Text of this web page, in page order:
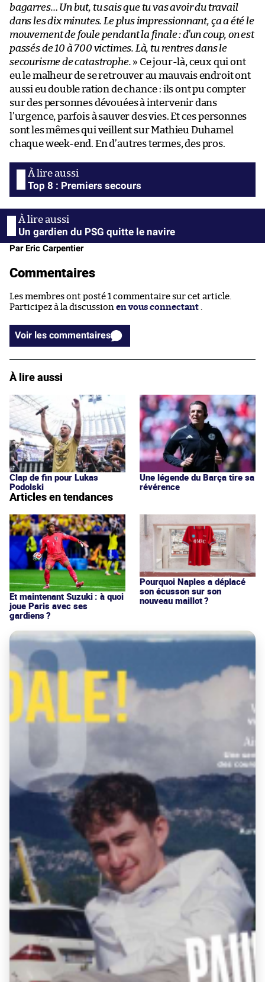
bagarres… Un but, tu sais que tu vas avoir du travail
dans les dix minutes. Le plus impressionnant, ça a été le
mouvement de foule pendant la finale : d’un coup, on est
passés de 10 à 700 victimes. Là, tu rentres dans le
secourisme de catastrophe. » Ce jour-là, ceux qui ont
eu le malheur de se retrouver au mauvais endroit ont
aussi eu double ration de chance : ils ont pu compter
sur des personnes dévouées à intervenir dans
l’urgence, parfois à sauver des vies. Et ces personnes
sont les mêmes qui veillent sur Mathieu Duhamel
chaque week-end. En d’autres termes, des pros.
Top 8 : Premiers secours
Un gardien du PSG quitte le navire
Par Eric Carpentier
Commentaires
Les membres ont posté 1 commentaire sur cet article.
Participez à la discussion en vous connectant
Voir les commentaires
À lire aussi
Clap de fin pour Lukas
Podolski
Une légende du Barça tire sa
révérence
Articles en tendances
Et maintenant Suzuki : à quoi
joue Paris avec ses
gardiens ?
Pourquoi Naples a déplacé
son écusson sur son
nouveau maillot ?